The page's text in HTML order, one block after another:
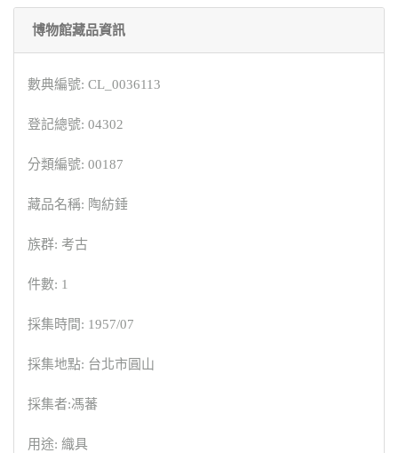
博物館藏品資訊
數典編號: CL_0036113
登記總號: 04302
分類編號: 00187
藏品名稱: 陶紡錘
族群: 考古
件數: 1
採集時間: 1957/07
採集地點: 台北市圓山
採集者:馮蕃
用途: 織具